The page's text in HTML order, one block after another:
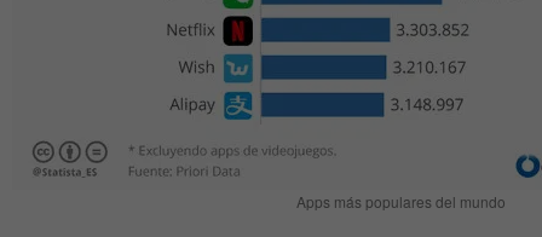
Apps más populares del mundo